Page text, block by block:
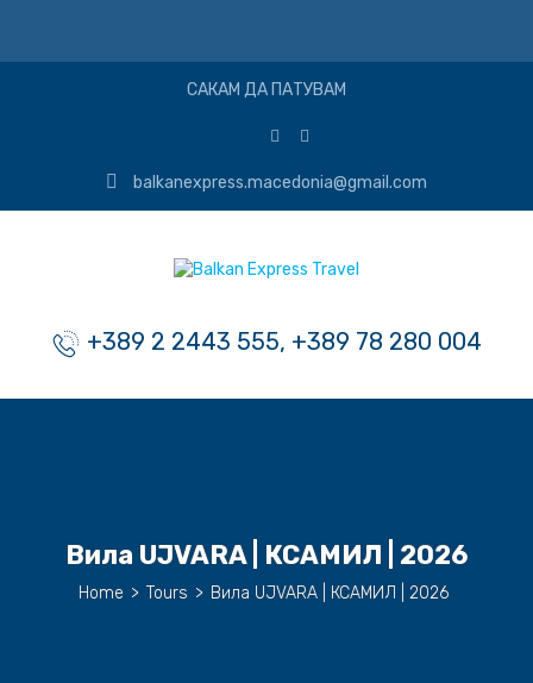
САКАМ ДА ПАТУВАМ
balkanexpress.macedonia@gmail.com
+389 2 2443 555, +389 78 280 004
Вила UJVARA | КСАМИЛ | 2026
Home > Tours > Вила UJVARA | КСАМИЛ | 2026